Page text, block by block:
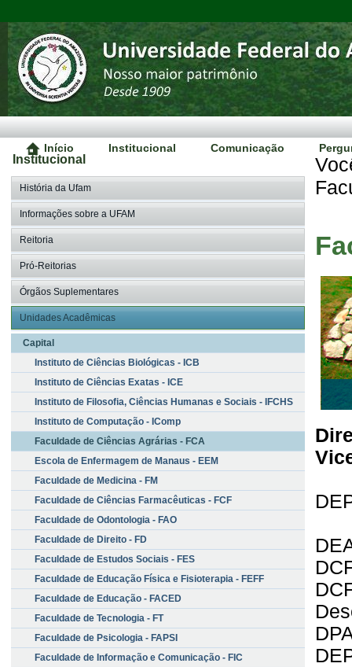
Início Institucional Comunicação
Institucional
História da Ufam
Informações sobre a UFAM
Reitoria
Pró-Reitorias
Órgãos Suplementares
Unidades Acadêmicas
Capital
Instituto de Ciências Biológicas - ICB
Instituto de Ciências Exatas - ICE
Instituto de Filosofia, Ciências Humanas e Sociais - IFCHS
Instituto de Computação - IComp
Faculdade de Ciências Agrárias - FCA
Escola de Enfermagem de Manaus - EEM
Faculdade de Medicina - FM
Faculdade de Ciências Farmacêuticas - FCF
Faculdade de Odontologia - FAO
Faculdade de Direito - FD
Faculdade de Estudos Sociais - FES
Faculdade de Educação Física e Fisioterapia - FEFF
Faculdade de Educação - FACED
Faculdade de Tecnologia - FT
Faculdade de Psicologia - FAPSI
Faculdade de Informação e Comunicação - FIC